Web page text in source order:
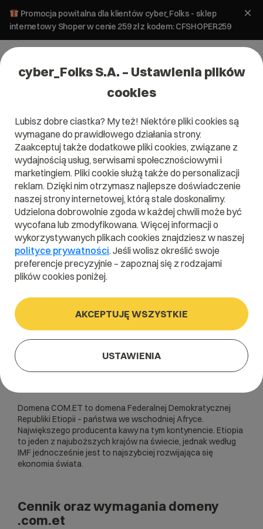
Promocja powitalna dla klientów cyber_Folks - sklep
internetowy Shoper w cenie 259 zł z kodem: CFSHOPER259
Domena .com.et
Zarejestruj adres www z domeną Etiopii
.com.et
Szukaj
Domena COM.ET to domena Federalnej Demokratycznej
Republiki Etiopii – państwa we wschodniej Afryce.
Największego producenta kawy na tym kontynencie. Etiopia
to jeden z najuboższych krajów na świecie, jednak według
IMF jednocześnie jest to najszybciej rozwijająca się
ekonomia świata.
Cennik oraz wymagania domeny
.com.et
cyber_Folks S.A. – Ustawienia plików
cookies
Lubisz dobre ciastka? My też! Niektóre pliki cookies są
wymagane do prawidłowego działania strony.
Zaakceptuj także dodatkowe pliki cookies, związane z
wydajnością usług, serwisami społecznościowymi i
marketingiem. Pliki cookie służą także do personalizacji
reklam. Dzięki nim otrzymasz najlepsze doświadczenie
naszej strony internetowej, którą stale doskonalimy.
Udzielona dobrowolnie zgoda w każdej chwili może być
wycofana lub zmodyfikowana. Więcej informacji o
wykorzystywanych plikach cookies znajdziesz w naszej
polityce prywatności. Jeśli wolisz określić swoje
preferencje precyzyjnie – zapoznaj się z rodzajami
plików cookies poniżej.
AKCEPTUJĘ WSZYSTKIE
USTAWIENIA